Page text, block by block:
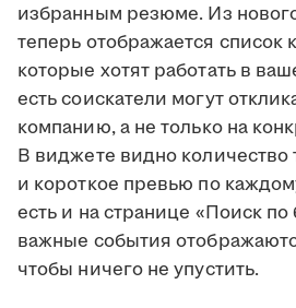
избранным резюме. Из
теперь отображается список
которые хотят работать в
есть соискатели могут
компанию, а не только на
В виджете видно количество
и короткое превью по
есть и на странице «Поиск
важные события
чтобы ничего не упустить.